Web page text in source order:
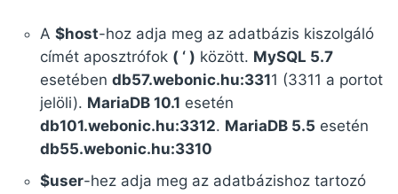
A $host-hoz adja meg az adatbázis kiszolgáló
címét aposztrófok ( ‘ ) között. MySQL 5.7
esetében db57.webonic.hu:3311 (3311 a portot
jelöli). MariaDB 10.1 esetén
db101.webonic.hu:3312. MariaDB 5.5 esetén
db55.webonic.hu:3310
$user-hez adja meg az adatbázishoz tartozó